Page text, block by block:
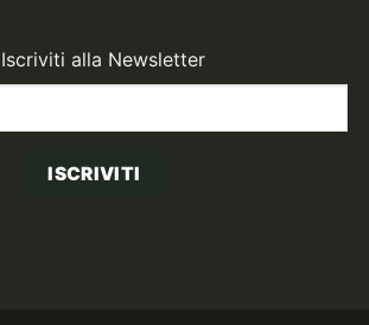
Iscriviti alla Newsletter
ISCRIVITI